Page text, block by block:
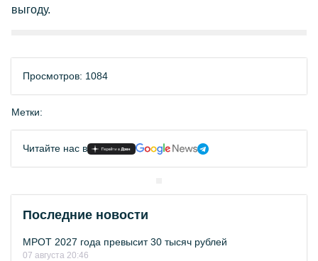
выгоду.
Просмотров: 1084
Метки:
Читайте нас в
Последние новости
МРОТ 2027 года превысит 30 тысяч рублей
07 августа 20:46